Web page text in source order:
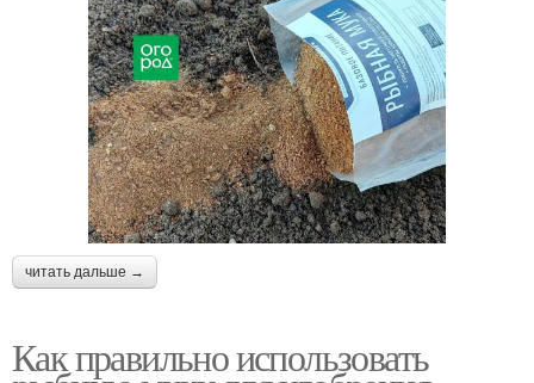
читать дальше →
Как правильно использовать